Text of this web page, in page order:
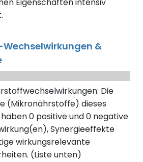
&
Die
(Mikronährstoffe) dieses
0 positive und 0 negative
Synergieeffekte
wirkungsrelevante
(Liste unten)